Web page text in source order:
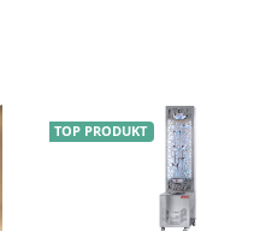
TOP PRODUKT